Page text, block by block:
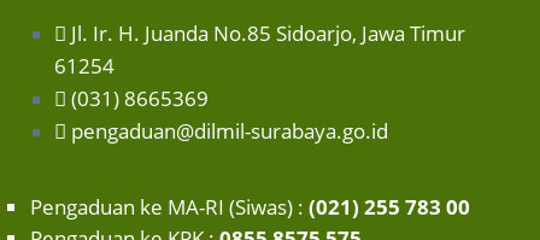
Jl. Ir. H. Juanda No.85 Sidoarjo, Jawa Timur
61254
(031) 8665369
pengaduan@dilmil-surabaya.go.id
Pengaduan ke MA-RI (Siwas) : (021) 255 783 00